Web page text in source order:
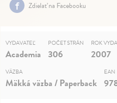
Zdielať na Facebooku
VYDAVATEĽ
Academia
POČET STRÁN
306
ROK
2007
VÄZBA
Mäkká väzba / Paperback
EAN